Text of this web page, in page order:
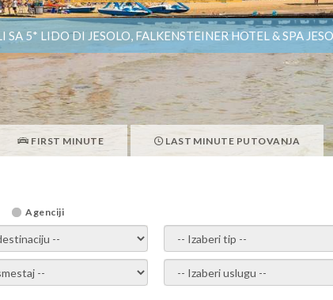
SA 5* LIDO DI JESOLO, FALKENSTEINER HOTEL & SPA
FIRST MINUTE LAST MINUTE PUTOVANJA
Agenciji
- - izaberi tip -
- - Izaberite uslugu -